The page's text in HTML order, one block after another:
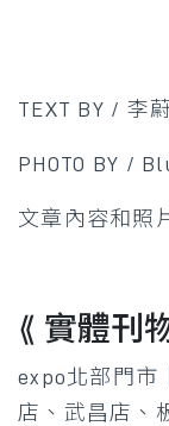
TEXT BY / 李
PHOTO BY /
文章內容和照
⟪ 實體刊
expo北部門市
店、武昌店、